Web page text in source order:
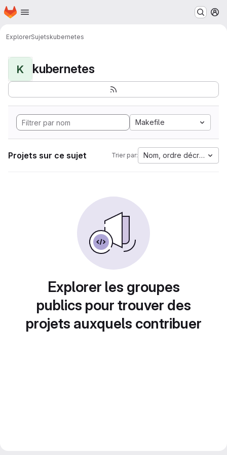
Passer au contenu principal
Page d'accueil
ExplorerSujetskubernetes
K kubernetes
Makefile
Projets sur ce sujet Trier par: Nom, ordre décroissant
Explorer les groupes
publics pour trouver des
projets auxquels contribuer